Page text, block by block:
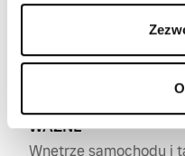
i zadrapania znikły.
WAŻNE
Wnętrze samochodu i